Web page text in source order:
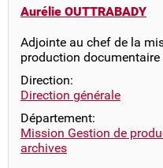
Aurélie OUTTRABADY
Adjointe au chef de la
production documentaire
Direction:
Direction générale
Département:
Mission Gestion de
archives